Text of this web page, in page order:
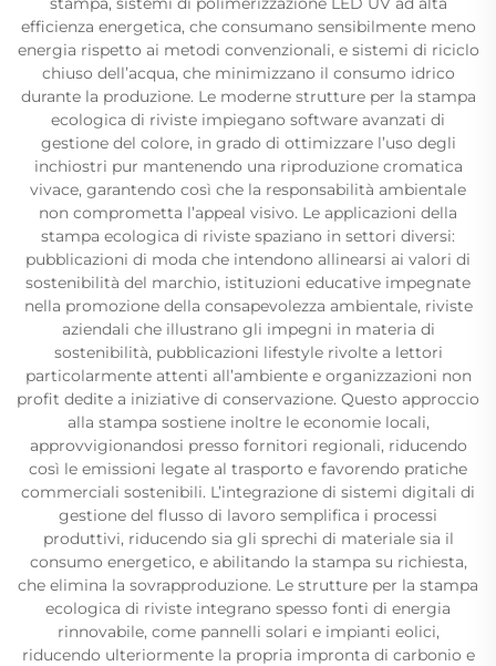
efficienza energetica, che consumano sensibilmente meno
energia rispetto ai metodi convenzionali, e sistemi di riciclo
chiuso dell’acqua, che minimizzano il consumo idrico
durante la produzione. Le moderne strutture per la stampa
ecologica di riviste impiegano software avanzati di
gestione del colore, in grado di ottimizzare l’uso degli
inchiostri pur mantenendo una riproduzione cromatica
vivace, garantendo così che la responsabilità ambientale
non comprometta l’appeal visivo. Le applicazioni della
stampa ecologica di riviste spaziano in settori diversi:
pubblicazioni di moda che intendono allinearsi ai valori di
sostenibilità del marchio, istituzioni educative impegnate
nella promozione della consapevolezza ambientale, riviste
aziendali che illustrano gli impegni in materia di
sostenibilità, pubblicazioni lifestyle rivolte a lettori
particolarmente attenti all’ambiente e organizzazioni non
profit dedite a iniziative di conservazione. Questo approccio
alla stampa sostiene inoltre le economie locali,
approvvigionandosi presso fornitori regionali, riducendo
così le emissioni legate al trasporto e favorendo pratiche
commerciali sostenibili. L’integrazione di sistemi digitali di
gestione del flusso di lavoro semplifica i processi
produttivi, riducendo sia gli sprechi di materiale sia il
consumo energetico, e abilitando la stampa su richiesta,
che elimina la sovrapproduzione. Le strutture per la stampa
ecologica di riviste integrano spesso fonti di energia
rinnovabile, come pannelli solari e impianti eolici,
riducendo ulteriormente la propria impronta di carbonio e